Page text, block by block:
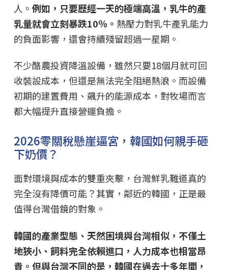
人。 例如，只要歷經一天的極端高溫，乳牛的產
乳量就會立刻暴跌10％。 熱壓力對乳牛產乳能力
的負面影響，還會持續殘留超過一星期。
不少酪農投資降溫設備，雖然只要18個月就可回
收裝設成本，但還是無法完全阻絕熱浪。而設備
初期的建置費用、飆升的能源成本，對牧場而言
都大幅提升直接營運負擔。
2026零關稅懸崖逼宮，韓國如何親手砸
下奶價？
面對環境與成本的雙重夾擊，台灣鮮乳難道真的
完全沒有降價可能？其實，鄰近的韓國，正是最
值得台灣借鏡的對象。
韓國的產業型態、天然困境與台灣相似，不僅土
地狹小、飼料完全依賴進口，人力成本也相當昂
貴。但與台灣不同的是，韓國在過去十多年間，